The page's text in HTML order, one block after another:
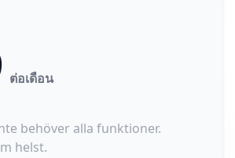
ต่อเดือน
behöver alla funktioner.
helst.